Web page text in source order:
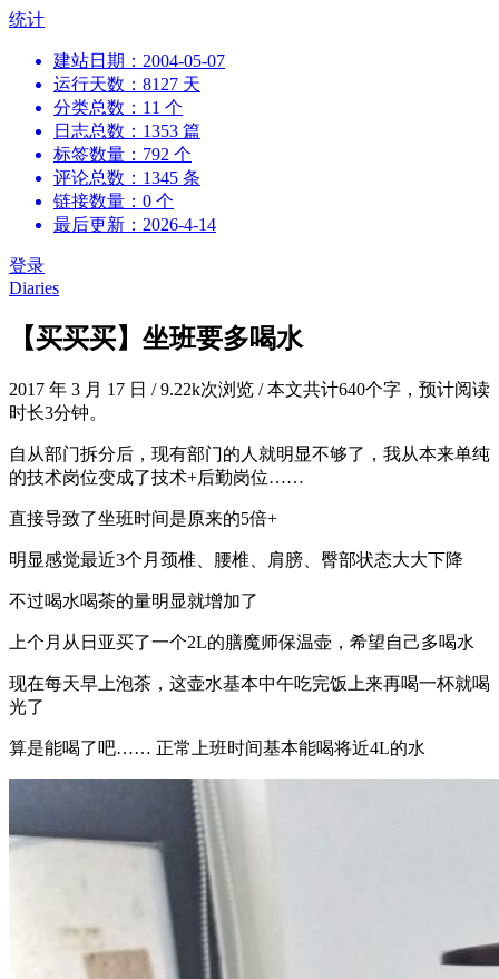
跳
统计
建站日期：2004-05-07
运行天数：8127 天
分类总数：11 个
日志总数：1353 篇
标签数量：792 个
评论总数：1345 条
链接数量：0 个
最后更新：2026-4-14
登录
Diaries
【买买买】坐班要多喝水
2017 年 3 月 17 日 /9.22k次浏览 /本文共计640个字，预计阅读
时长3分钟。
自从部门拆分后，现有部门的人就明显不够了，我从本来单纯
的技术岗位变成了技术+后勤岗位……
直接导致了坐班时间是原来的5倍+
明显感觉最近3个月颈椎、腰椎、肩膀、臀部状态大大下降
不过喝水喝茶的量明显就增加了
上个月从日亚买了一个2L的膳魔师保温壶，希望自己多喝水
现在每天早上泡茶，这壶水基本中午吃完饭上来再喝一杯就喝
光了
算是能喝了吧…… 正常上班时间基本能喝将近4L的水